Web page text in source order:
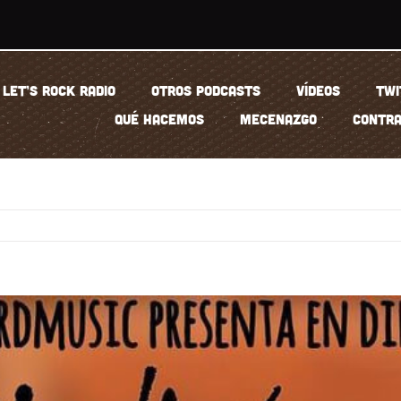
LET’S ROCK RADIO OTROS PODCASTS VÍDEOS
QUÉ HACEMOS
MECENAZGO